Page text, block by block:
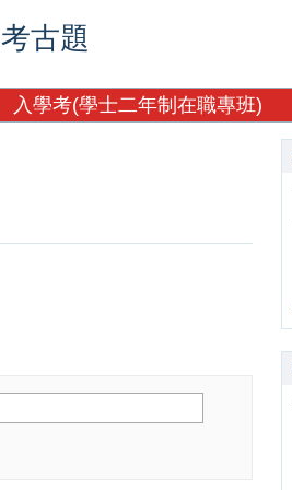
考古題
入學考(學士二年制在職專班)